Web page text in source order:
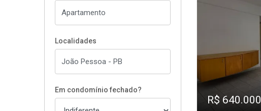
Localidades
Em condomínio fechado?
R$ 640.000